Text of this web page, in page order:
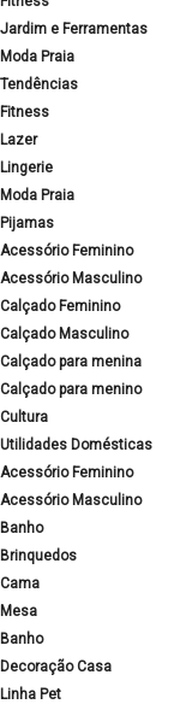
Jardim e Ferramentas
Moda Praia
Tendências
Fitness
Lazer
Lingerie
Moda Praia
Pijamas
Acessório Feminino
Acessório Masculino
Calçado Feminino
Calçado Masculino
Calçado para menina
Calçado para menino
Cultura
Utilidades Domésticas
Acessório Feminino
Acessório Masculino
Banho
Brinquedos
Cama
Mesa
Banho
Decoração Casa
Linha Pet